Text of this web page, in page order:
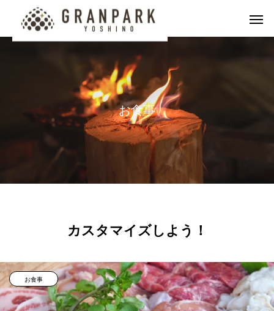
お食事
カスタマイズしよう！
お食事